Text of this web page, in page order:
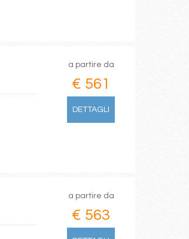
a partire da
€ 561
DETTAGLI
a partire da
€ 563